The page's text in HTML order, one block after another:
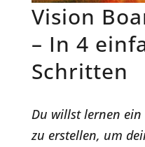
Vision
– In 4
Schritten
Du willst lernen ein
zu erstellen, um